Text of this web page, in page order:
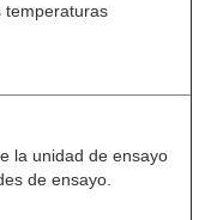
temperaturas
la unidad de ensayo
de ensayo.